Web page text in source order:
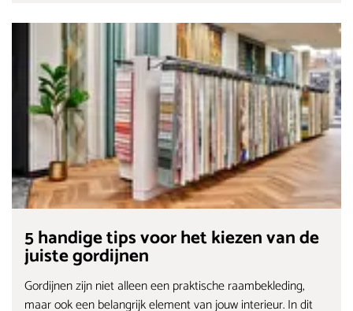
5 handige tips voor het kiezen van de
juiste gordijnen
Gordijnen zijn niet alleen een praktische raambekleding,
maar ook een belangrijk element van jouw interieur. In dit